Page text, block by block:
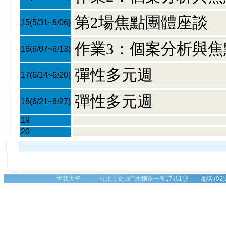
15(5/31~6/06) 第2場焦點團體座談
16(6/07~6/13) 作業3：個案分析與
17(6/14~6/20) 彈性多元週
18(6/21~6/27) 彈性多元週
19
20
世新大學 台北市文山區木柵路一段17巷1號 電話